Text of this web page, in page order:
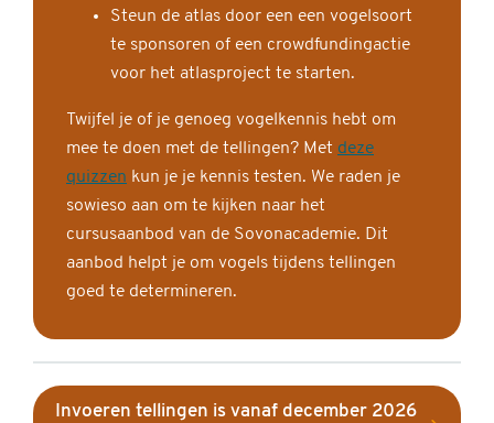
Steun de atlas door een een vogelsoort
te sponsoren of een crowdfundingactie
voor het atlasproject te starten.
Twijfel je of je genoeg vogelkennis hebt om
mee te doen met de tellingen? Met deze
quizzen kun je je kennis testen. We raden je
sowieso aan om te kijken naar het
cursusaanbod van de Sovonacademie. Dit
aanbod helpt je om vogels tijdens tellingen
goed te determineren.
Invoeren tellingen is vanaf december 2026